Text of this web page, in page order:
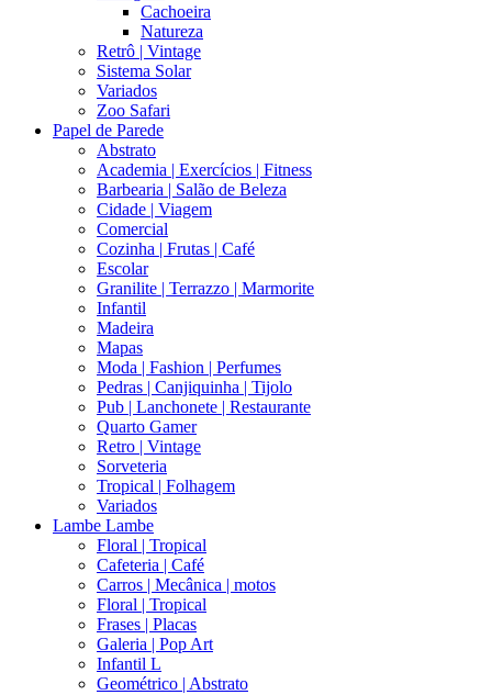
Cachoeira
Natureza
Retrô | Vintage
Sistema Solar
Variados
Zoo Safari
Papel de Parede
Abstrato
Academia | Exercícios | Fitness
Barbearia | Salão de Beleza
Cidade | Viagem
Comercial
Cozinha | Frutas | Café
Escolar
Granilite | Terrazzo | Marmorite
Infantil
Madeira
Mapas
Moda | Fashion | Perfumes
Pedras | Canjiquinha | Tijolo
Pub | Lanchonete | Restaurante
Quarto Gamer
Retro | Vintage
Sorveteria
Tropical | Folhagem
Variados
Lambe Lambe
Floral | Tropical
Cafeteria | Café
Carros | Mecânica | motos
Floral | Tropical
Frases | Placas
Galeria | Pop Art
Infantil L
Geométrico | Abstrato